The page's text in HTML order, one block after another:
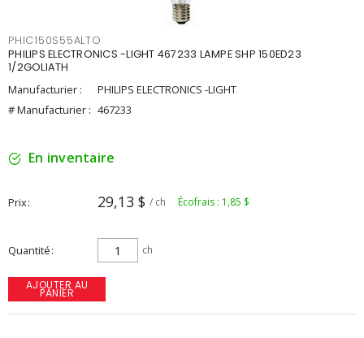
PHIC150S55ALTO
PHILIPS ELECTRONICS -LIGHT 467233 LAMPE SHP 150ED23
1/2GOLIATH
Manufacturier :
PHILIPS ELECTRONICS -LIGHT
# Manufacturier : 467233
En inventaire
Prix 29,13 $ / ch Écofrais : 1,85 $
Quantité ch
AJOUTER AU
PANIER